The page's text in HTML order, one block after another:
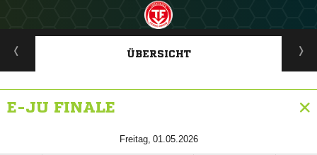
ANZEIGE
ÜBERSICHT
E-JU FINALE
 